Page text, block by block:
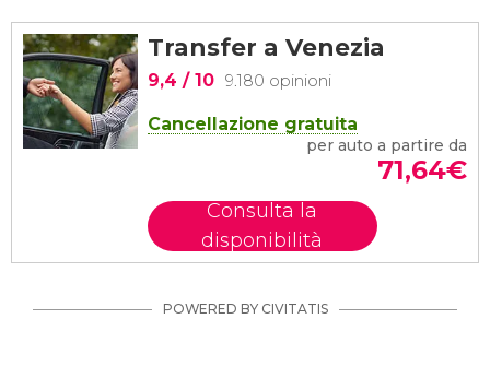
Transfer a Venezia
9,4 / 10 9.180 opinioni
Cancellazione gratuita
per auto a partire da
71,64€
Consulta la
disponibilità
POWERED BY CIVITATIS